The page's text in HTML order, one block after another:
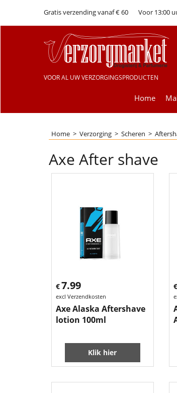
Gratis verzending vanaf € 60 Voor 13:00
VOOR AL UW VERZORGINGSPRODUCTEN
Home
Home > Verzorging > Scheren >
Axe After shave
€7.99
excl Verzendkosten
Axe Alaska Aftershave
lotion 100ml
Klik hier
€